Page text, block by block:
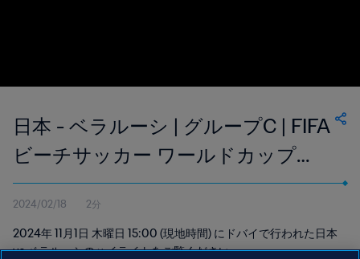
日本 - ベラルーシ | グループC | FIFA
ビーチサッカー ワールドカップ
UAE 2024 ドバイ™ | ハイライト
2024/02/18 2分
2024年 11月1日 木曜日 15:00 (現地時間) にドバイで行われた日本
vs ベラルーシのハイライトをご覧ください。